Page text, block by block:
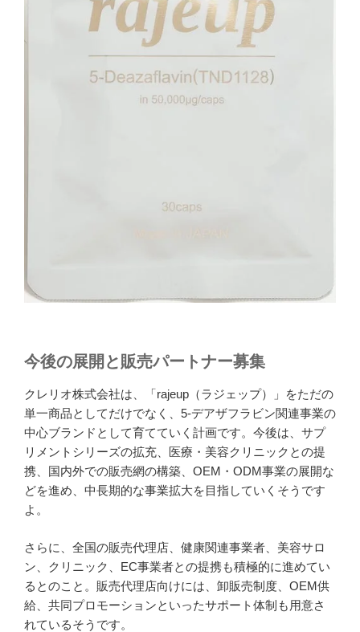
今後の展開と販売パートナー募集
クレリオ株式会社は、「rajeup（ラジェップ）」をただの
単一商品としてだけでなく、5-デアザフラビン関連事業の
中心ブランドとして育てていく計画です。今後は、サプ
リメントシリーズの拡充、医療・美容クリニックとの提
携、国内外での販売網の構築、OEM・ODM事業の展開な
どを進め、中長期的な事業拡大を目指していくそうです
よ。
さらに、全国の販売代理店、健康関連事業者、美容サロ
ン、クリニック、EC事業者との提携も積極的に進めてい
るとのこと。販売代理店向けには、卸販売制度、OEM供
給、共同プロモーションといったサポート体制も用意さ
れているそうです。